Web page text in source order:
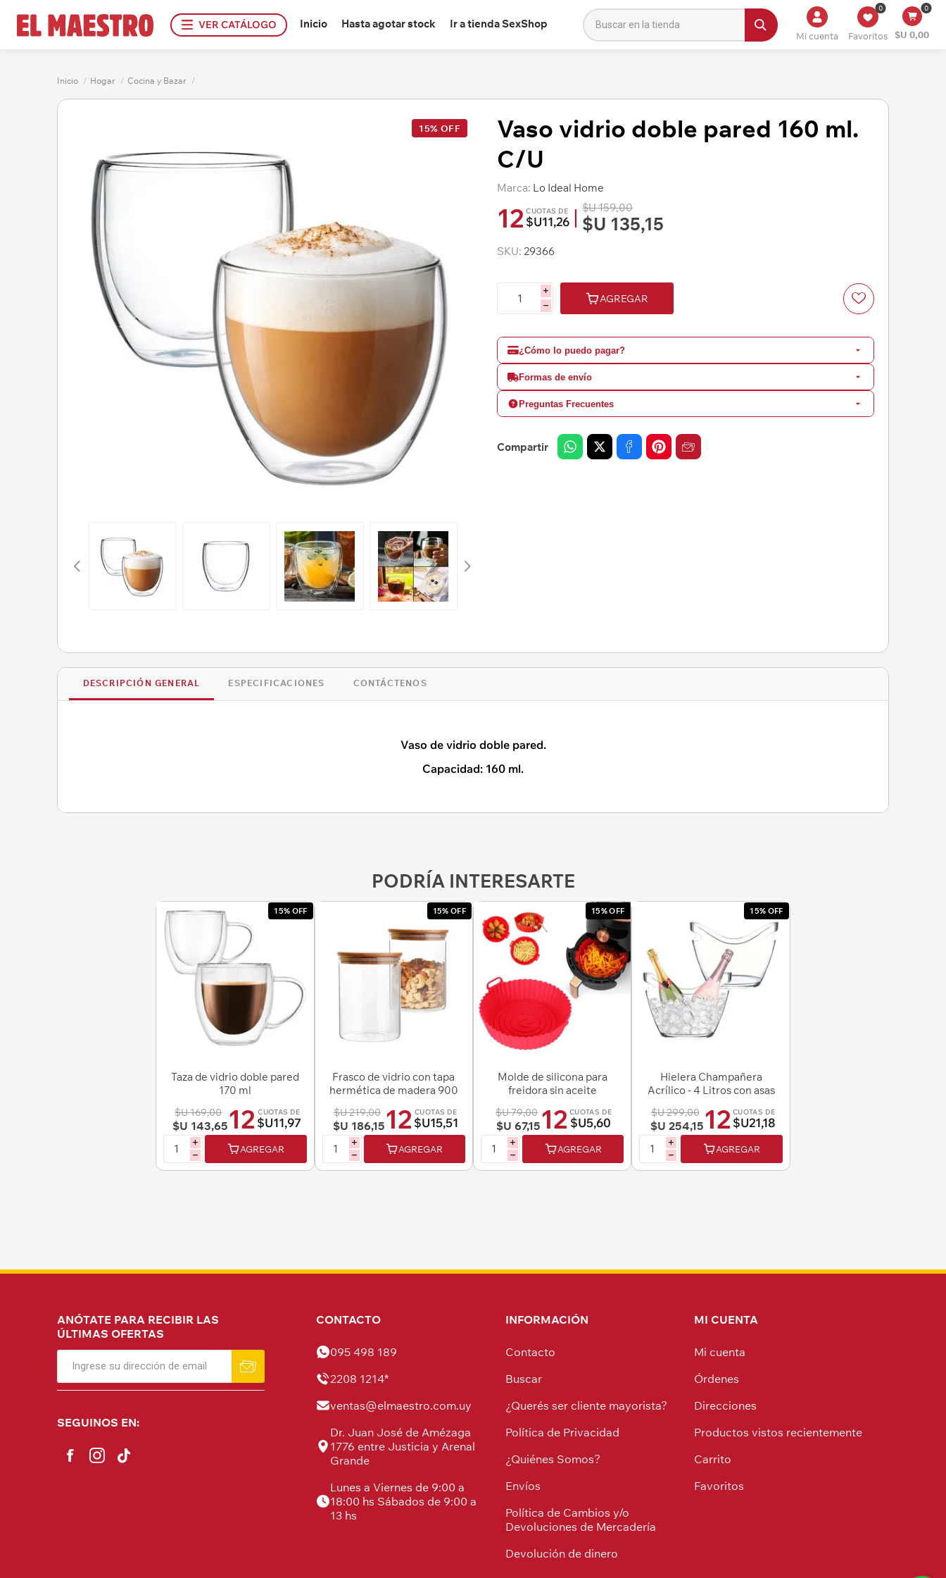
VER CATÁLOGO Inicio Hasta agotar stock Ir a tienda SexShop
Mi cuenta Favoritos
0 0
$U 0,00
Inicio / Hogar / Cocina y Bazar /
15% OFF
Vaso vidrio doble pared 160 ml.
C/U
Marca: Lo Ideal Home
12 CUOTAS DE
$U11,26
$U 159,00
$U 135,15
SKU: 29366
i
h
AGREGAR
¿Cómo lo puedo pagar?
Formas de envío
Preguntas Frecuentes
Compartir
DESCRIPCIÓN GENERAL ESPECIFICACIONES CONTÁCTENOS
Vaso de vidrio doble pared.
Capacidad: 160 ml.
PODRÍA INTERESARTE
15% OFF
Taza de vidrio doble pared
170 ml
$U 169,00
$U 143,65 12 CUOTAS DE
$U11,97
i
h
AGREGAR
15% OFF
Frasco de vidrio con tapa
hermética de madera 900
$U 219,00
$U 186,15 12 CUOTAS DE
$U15,51
i
h
AGREGAR
15% OFF
Molde de silicona para
freidora sin aceite
$U 79,00
$U 67,15 12 CUOTAS DE
$U5,60
i
h
AGREGAR
15% OFF
Hielera Champañera
Acrílico - 4 Litros con asas
$U 299,00
$U 254,15 12 CUOTAS DE
$U21,18
i
h
AGREGAR
ANÓTATE PARA RECIBIR LAS
ÚLTIMAS OFERTAS
SEGUINOS EN:
CONTACTO
095 498 189
2208 1214*
ventas@elmaestro.com.uy
Dr. Juan José de Amézaga
1776 entre Justicia y Arenal
Grande
Lunes a Viernes de 9:00 a
18:00 hs Sábados de 9:00 a
13 hs
INFORMACIÓN
Contacto
Buscar
¿Querés ser cliente mayorista?
Política de Privacidad
¿Quiénes Somos?
Envíos
Política de Cambios y/o
Devoluciones de Mercadería
Devolución de dinero
MI CUENTA
Mi cuenta
Órdenes
Direcciones
Productos vistos recientemente
Carrito
Favoritos